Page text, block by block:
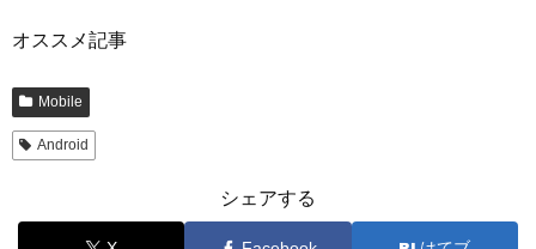
オススメ記事
Mobile
Android
シェアする